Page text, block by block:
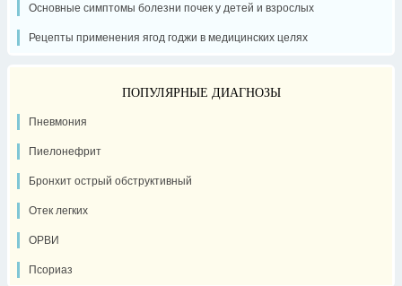
Основные симптомы болезни почек у детей и взрослых
Рецепты применения ягод годжи в медицинских целях
ПОПУЛЯРНЫЕ ДИАГНОЗЫ
Пневмония
Пиелонефрит
Бронхит острый обструктивный
Отек легких
ОРВИ
Псориаз